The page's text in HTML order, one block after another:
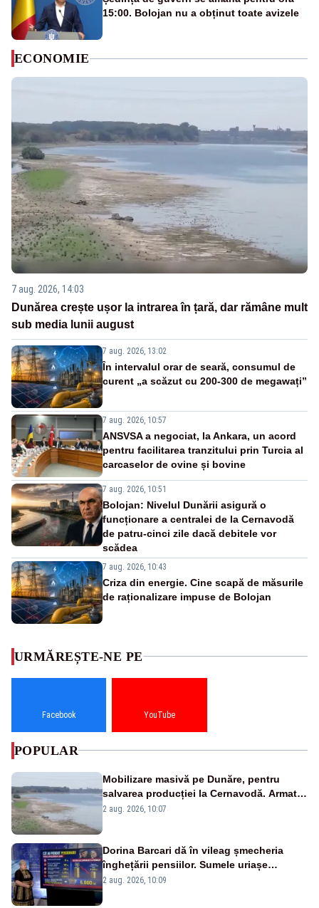
15:00. Bolojan nu a obținut toate avizele
ECONOMIE
7 aug. 2026, 14:03
Dunărea crește ușor la intrarea în țară, dar rămâne mult
sub media lunii august
7 aug. 2026, 13:02
În intervalul orar de seară, consumul de
curent „a scăzut cu 200-300 de megawați”
7 aug. 2026, 10:57
ANSVSA a negociat, la Ankara, un acord
pentru facilitarea tranzitului prin Turcia al
carcaselor de ovine și bovine
7 aug. 2026, 10:51
Bolojan: Nivelul Dunării asigură o
funcționare a centralei de la Cernavodă
de patru-cinci zile dacă debitele vor
scădea
7 aug. 2026, 10:43
Criza din energie. Cine scapă de măsurile
de raționalizare impuse de Bolojan
URMĂREȘTE-NE PE
Facebook YouTube
POPULAR
Mobilizare masivă pe Dunăre, pentru
salvarea producției la Cernavodă. Armata
va detona o stâncă și va devia apa
2 aug. 2026, 10:07
Dorina Barcari dă în vileag șmecheria
înghețării pensiilor. Sumele uriașe
pierdute de fiecare român
2 aug. 2026, 10:09